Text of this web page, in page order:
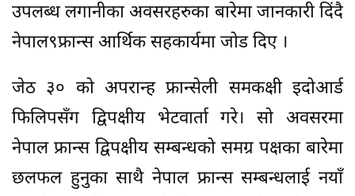
उपलब्ध लगानीका अवसरहरुका बारेमा जानकारी दिंदै
नेपाल९फ्रान्स आर्थिक सहकार्यमा जोड दिए ।
जेठ ३० को अपरान्ह फ्रान्सेली समकक्षी इदोआर्ड
फिलिपसँग द्विपक्षीय भेटवार्ता गरे। सो अवसरमा
नेपाल फ्रान्स द्विपक्षीय सम्बन्धको समग्र पक्षका बारेमा
छलफल हुनुका साथै नेपाल फ्रान्स सम्बन्धलाई नयाँ